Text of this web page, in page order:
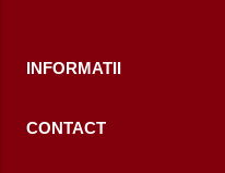
INFORMATII
CONTACT